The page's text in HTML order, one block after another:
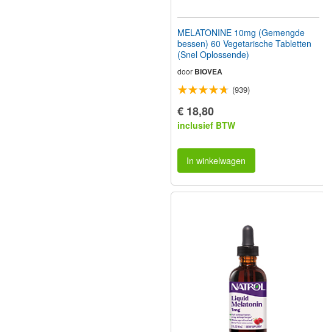
MELATONINE 10mg (Gemengde
bessen) 60 Vegetarische Tabletten
(Snel Oplossende)
door BIOVEA
(939)
€ 18,80
inclusief BTW
In winkelwagen